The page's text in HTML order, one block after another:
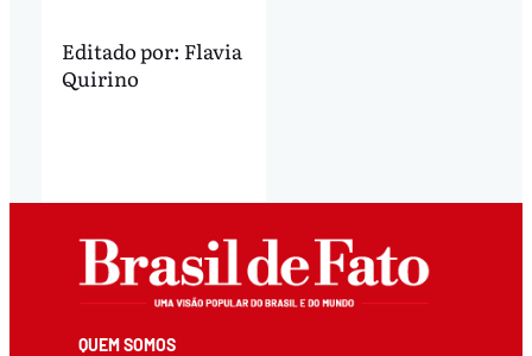
Editado por: Flavia
Quirino
QUEM SOMOS